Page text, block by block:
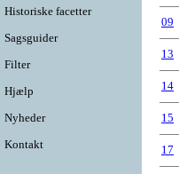
Historiske facetter
Sagsguider
Filter
Hjælp
Nyheder
Kontakt
09
13
14
15
17